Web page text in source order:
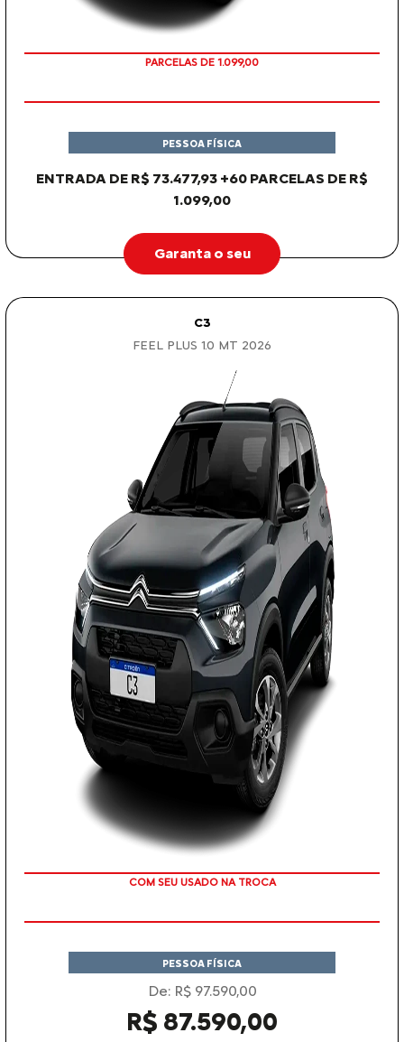
PARCELAS DE 1.099,00
ENTRADA DE R$ 73.477,93 +60 PARCELAS DE R$
1.099,00
PESSOA FÍSICA
Garanta o seu
C3
FEEL PLUS 1.0 MT 2026
TAXA ZERO
PESSOA FÍSICA
De: R$ 97.590,00
R$ 87.590,00